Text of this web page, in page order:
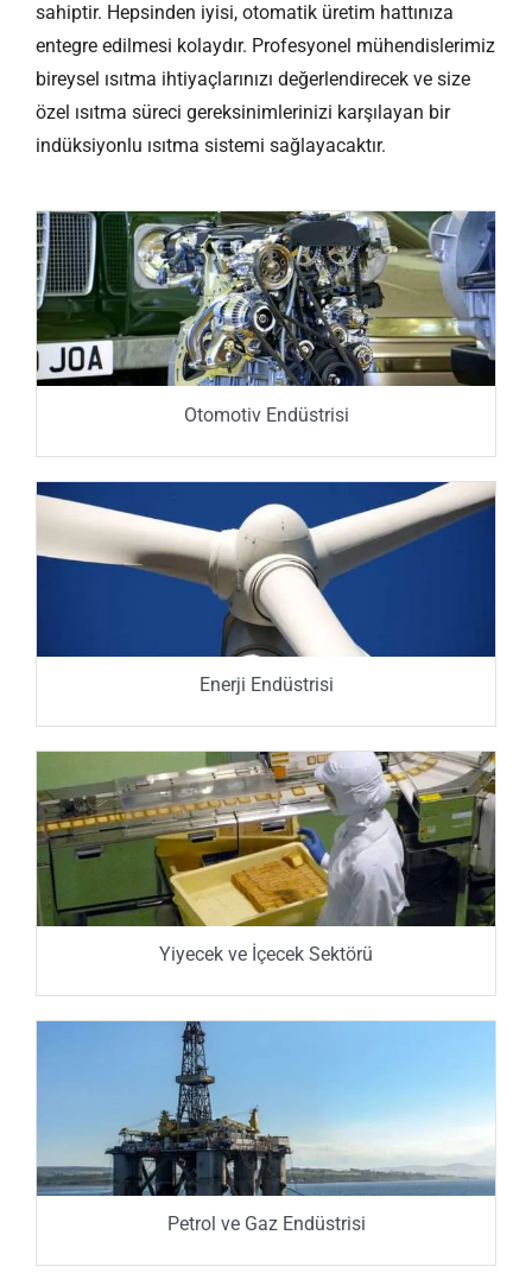
sahiptir. Hepsinden iyisi, otomatik üretim hattınıza
entegre edilmesi kolaydır. Profesyonel mühendislerimiz
bireysel ısıtma ihtiyaçlarınızı değerlendirecek ve size
özel ısıtma süreci gereksinimlerinizi karşılayan bir
indüksiyonlu ısıtma sistemi sağlayacaktır.
Otomotiv Endüstrisi
Enerji Endüstrisi
Yiyecek ve İçecek Sektörü
Petrol ve Gaz Endüstrisi